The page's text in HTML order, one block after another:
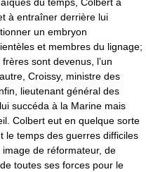
du temps, Colbert a
à entraîner derrière lui
un embryon
et membres du lignage;
sont devenus, l’un
Croissy, ministre des
lieutenant général des
succéda à la Marine mais
Colbert eut en quelque sorte
le temps des guerres difficiles
de réformateur, de
toutes ses forces pour le